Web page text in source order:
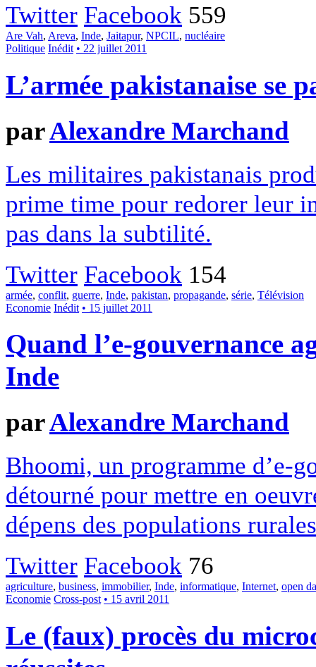
Twitter Facebook 559
Are Vah, Areva, Inde, Jaitapur, NPCIL, nucléaire
Politique Inédit • 22 juillet 2011
L’armée pakistanaise se
parAlexandre Marchand
Les militaires pakistanais
prime time pour redorer leur
pas dans la subtilité.
Twitter Facebook 154
armée, conflit, guerre, Inde, pakistan, propagande, série, Télévision
Economie Inédit • 15 juillet 2011
Quand l’e-gouvernance
Inde
parAlexandre Marchand
Bhoomi, un programme d’e-
détourné pour mettre en
dépens des populations
Twitter Facebook 76
agriculture, business, immobilier, Inde, informatique, Internet, open
Economie Cross-post • 15 avril 2011
Le (faux) procès du